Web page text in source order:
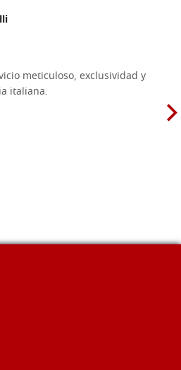
meticuloso, exclusividad y
italiana.